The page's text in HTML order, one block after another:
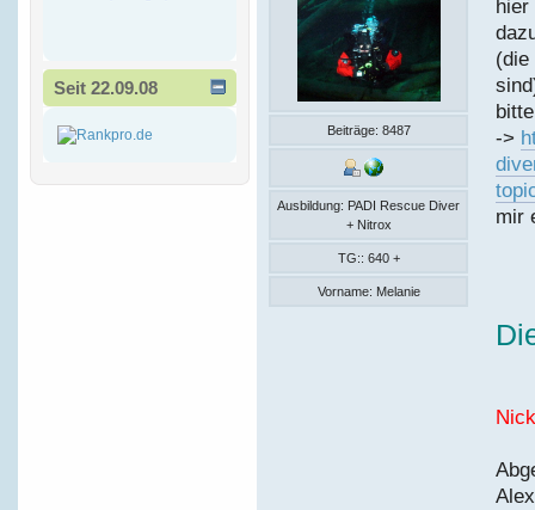
Seit 22.09.08
Beiträge: 8487
Ausbildung: PADI Rescue Diver
+ Nitrox
TG:: 640 +
Vorname: Melanie
hier
(die
->
mir